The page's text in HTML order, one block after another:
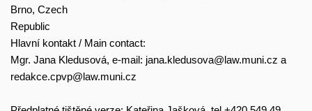
Brno, Czech
Republic
Hlavní kontakt / Main contact:
Mgr. Jana Kledusová, e-mail: jana.kledusova@law.muni.cz a
redakce.cpvp@law.muni.cz